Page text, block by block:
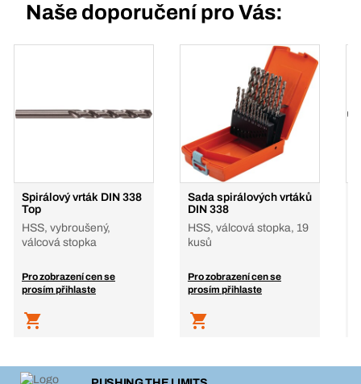
Naše doporučení pro Vás:
Spirálový vrták DIN 338
Top
HSS, vybroušený,
válcová stopka
Pro zobrazení cen se
prosím přihlaste
Sada spirálových vrtáků
DIN 338
HSS, válcová stopka, 19
kusů
Pro zobrazení cen se
prosím přihlaste